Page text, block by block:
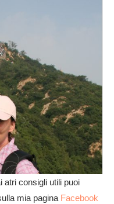
atri consigli utili puoi
mia pagina Facebook